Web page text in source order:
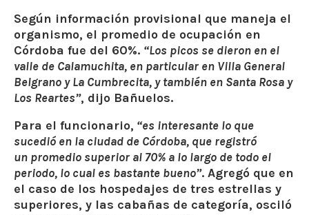
Según información provisional que maneja el
organismo, el promedio de ocupación en
Córdoba fue del 60%. “Los picos se dieron en el
valle de Calamuchita, en particular en Villa General
Belgrano y La Cumbrecita, y también en Santa Rosa y
Los Reartes”, dijo Bañuelos.
Para el funcionario, “es interesante lo que
sucedió en la ciudad de Córdoba, que registró
un promedio superior al 70% a lo largo de todo el
periodo, lo cual es bastante bueno”. Agregó que en
el caso de los hospedajes de tres estrellas y
superiores, y las cabañas de categoría, osciló